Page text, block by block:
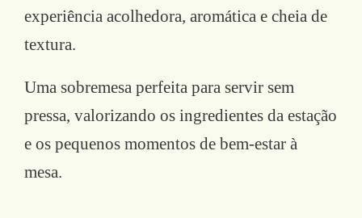
experiência acolhedora, aromática e cheia de
textura.
Uma sobremesa perfeita para servir sem
pressa, valorizando os ingredientes da estação
e os pequenos momentos de bem-estar à
mesa.